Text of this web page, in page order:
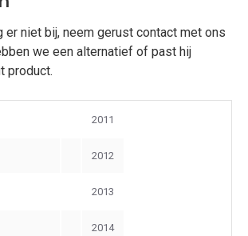
er niet bij, neem gerust contact met ons
we een alternatief of past hij
product.
2011
2012
2013
2014